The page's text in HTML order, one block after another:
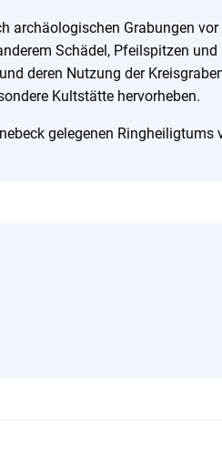
Grabungen
Schädel, Pfeilspitzen
deren Nutzung der
Kultstätte hervorheben.
gelegenen